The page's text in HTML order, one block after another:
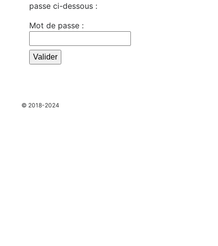
passe ci-dessous :
Mot de passe :
© 2018-2024